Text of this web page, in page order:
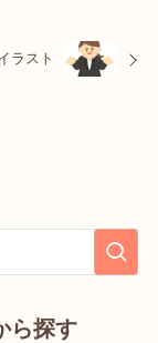
ラスト
ら探す